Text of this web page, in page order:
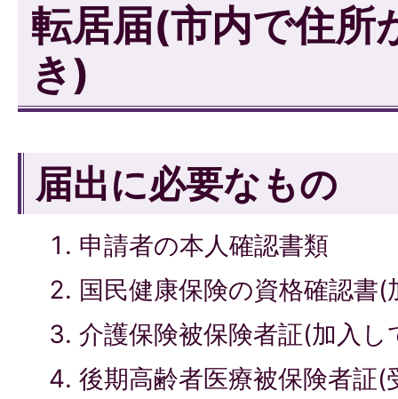
転居届(市内で住所
き)
届出に必要なもの
申請者の本人確認書類
国民健康保険の資格確認書
介護保険被保険者証(加入し
後期高齢者医療被保険者証